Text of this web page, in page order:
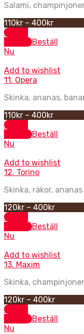
Salami,
110kr – 400kr
Select
optionsBeställ
Nu
Add to wishlist
11. Opera
Skinka, ananas,
110kr – 400kr
Select
optionsBeställ
Nu
Add to wishlist
12. Torino
Skinka, räkor, ananas
120kr – 400kr
Select
optionsBeställ
Nu
Add to wishlist
13. Maxim
Skinka,
120kr – 400kr
Select
optionsBeställ
Nu